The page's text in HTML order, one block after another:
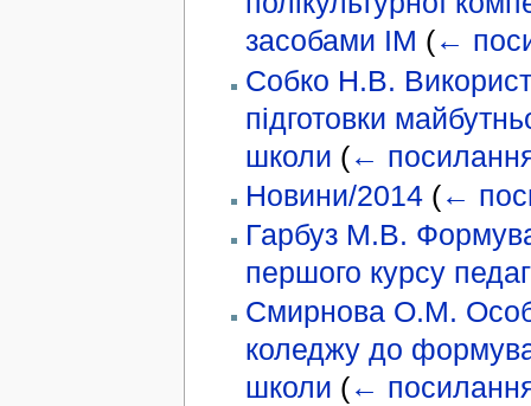
засобами ІМ (←
Собко Н.В.
підготовки
школи (←
Новини/2014 (←
Гарбуз М.В.
першого курсу
Смирнова О.М.
коледжу до
школи (←